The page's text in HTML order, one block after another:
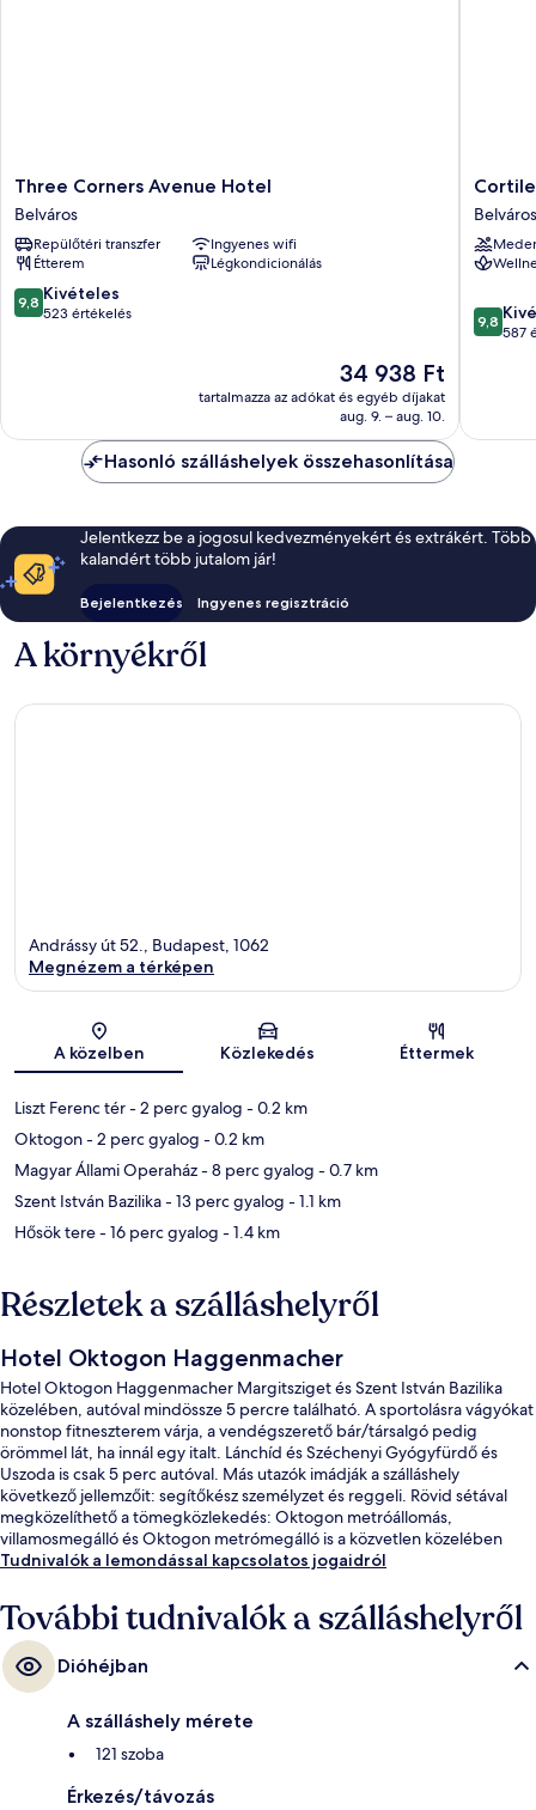
Three
Corners
Avenue
Hotel
Belváros
Three Corners Avenue Hotel
Belváros
Repülőtéri transzfer
Ingyenes wifi
Étterem
Légkondicionálás
9.8
ennyiből:
9,8 Kivételes
523 értékelés
Az
ár
34 938 Ft
34 938 Ft
tartalmazza az adókat és egyéb díjakat
aug. 9. – aug. 10.
Cortile
Hotel
–
Csak
Belváros
9.8
9,8
587
Hasonló szálláshelyek összehasonlítása
Jelentkezz be a jogosul kedvezményekért és extrákért. Több
kalandért több jutalom jár!
Bejelentkezés Ingyenes regisztráció
A környékről
Térkép
Andrássy út 52., Budapest, 1062
Megnézem a térképen
A közelben Közlekedés Éttermek
Liszt Ferenc tér- 2 perc gyalog - 0.2 km
Oktogon- 2 perc gyalog - 0.2 km
Magyar Állami Operaház- 8 perc gyalog - 0.7 km
Szent István Bazilika- 13 perc gyalog - 1.1 km
Hősök tere- 16 perc gyalog - 1.4 km
Részletek a szálláshelyről
Hotel Oktogon Haggenmacher
Hotel Oktogon Haggenmacher Margitsziget és Szent István Bazilika
közelében, autóval mindössze 5 percre található. A sportolásra vágyókat
nonstop fitneszterem várja, a vendégszerető bár/társalgó pedig
örömmel lát, ha innál egy italt. Lánchíd és Széchenyi Gyógyfürdő és
Uszoda is csak 5 perc autóval. Más utazók imádják a szálláshely
következő jellemzőit: segítőkész személyzet és reggeli. Rövid sétával
megközelíthető a tömegközlekedés: Oktogon metróállomás,
villamosmegálló és Oktogon metrómegálló is a közvetlen közelében
van.
Tudnivalók a lemondással kapcsolatos jogaidról
További tudnivalók a szálláshelyről
Dióhéjban
A szálláshely mérete
121 szoba
Érkezés/távozás